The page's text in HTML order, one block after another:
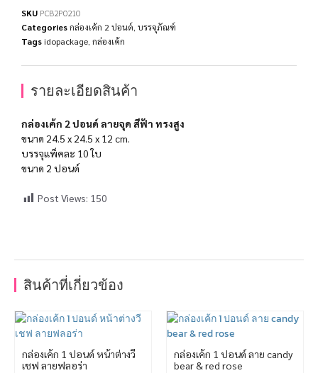
SKU PCB2P0210
Categoriesกล่องเค้ก 2 ปอนด์ บรรจุภัณฑ์
Tags idopackage กล่องเค้ก
รายละเอียดสินค้า
กล่องเค้ก 2 ปอนด์ ลายจุด สีฟ้า ทรงสูง
ขนาด 24.5 x 24.5 x 12 cm.
บรรจุแพ็คละ 10 ใบ
ขนาด 2 ปอนด์
Post Views: 150
สินค้าที่เกี่ยวข้อง
กล่องเค้ก 1 ปอนด์ หน้าต่างวี
เชฟ ลายฟลอร่า
กล่องเค้ก 1 ปอนด์ ลาย candy
bear & red rose